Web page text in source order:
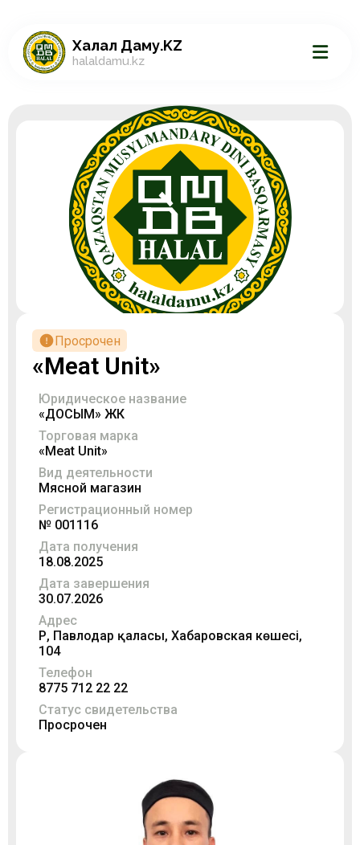
Халал Даму.KZ
halaldamu.kz
Просрочен
«Meat Unit»
Юридическое название
«ДОСЫМ» ЖК
Торговая марка
«Meat Unit»
Вид деятельности
Мясной магазин
Регистрационный номер
№ 001116
Дата получения
18.08.2025
Дата завершения
30.07.2026
Адрес
ҚР, Павлодар қаласы, Хабаровская көшесі,
104
Телефон
8775 712 22 22
Статус свидетельства
Просрочен